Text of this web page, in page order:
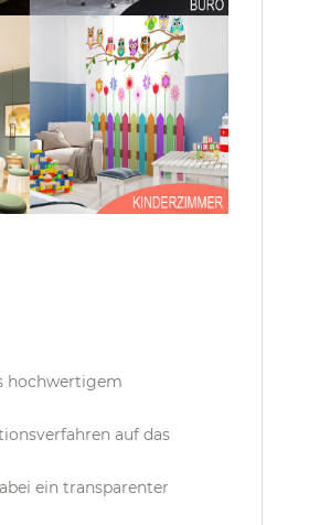
hochwertigem
auf das
ein transparenter